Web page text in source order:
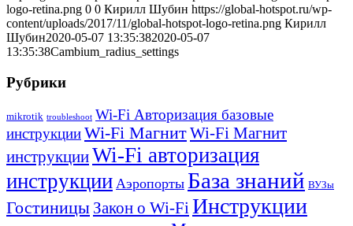
logo-retina.png 0 0 Кирилл Шубин https://global-hotspot.ru/wp-
content/uploads/2017/11/global-hotspot-logo-retina.png Кирилл
Шубин2020-05-07 13:35:382020-05-07
13:35:38Cambium_radius_settings
Рубрики
mikrotik troubleshoot Wi-Fi Авторизация базовые
инструкцииWi-Fi МагнитWi-Fi Магнит
инструкцииWi-Fi авторизация
инструкции Аэропорты База знаний ВУЗы
Гостиницы Закон о Wi-Fi Инструкции